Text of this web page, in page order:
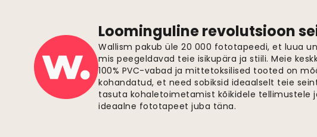
Loominguline revolutsioon
Wallism pakub üle 20 000 fototapeedi, et luua
mis peegeldavad teie isikupära ja stiili. Meie
100% PVC-vabad ja mittetoksilised tooted on
kohandatud, et need sobiksid ideaalselt teie
tasuta kohaletoimetamist kõikidele tellimustele
ideaalne fototapeet juba täna.